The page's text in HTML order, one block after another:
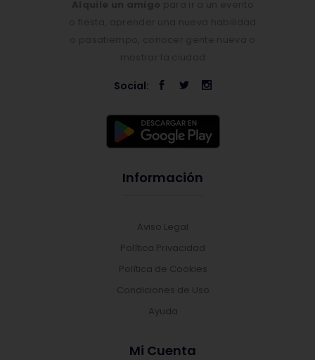
Social:
Información
Aviso Legal
Política Privacidad
Política de Cookies
Condiciones de Uso
Ayuda
Mi Cuenta